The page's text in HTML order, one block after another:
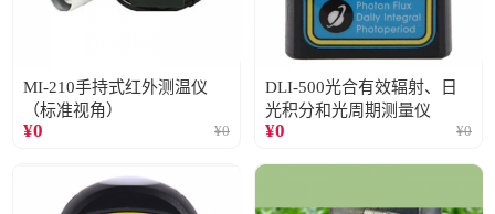
MI-210手持式红外测温仪
（标准视角）
¥0 ¥0
DLI-500光合有效辐射、日
光积分和光周期测量仪
¥0 ¥0